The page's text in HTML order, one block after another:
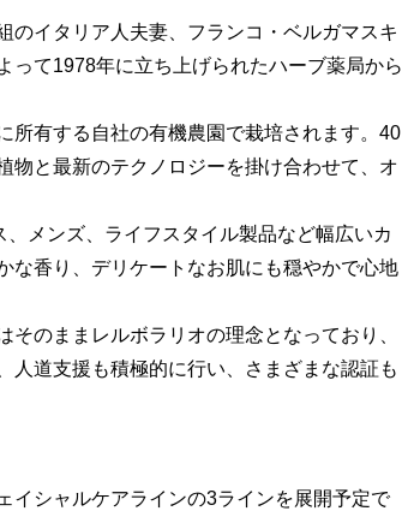
のイタリア人夫妻、フランコ・ベルガマスキ
って1978年に立ち上げられたハーブ薬局から
所有する自社の有機農園で栽培されます。40
物と最新のテクノロジーを掛け合わせて、オ
メンズ、ライフスタイル製品など幅広いカ
な香り、デリケートなお肌にも穏やかで心地
のままレルボラリオの理念となっており、
人道支援も積極的に行い、さまざまな認証も
イシャルケアラインの3ラインを展開予定で